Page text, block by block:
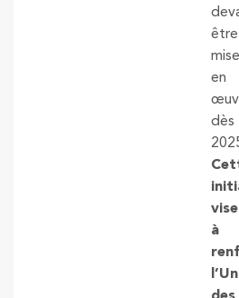
être
en
dès
vise
à